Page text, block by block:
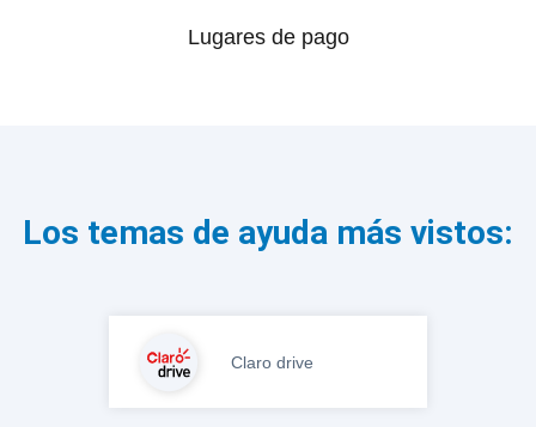
Lugares de pago
Los temas de ayuda más vistos:
Claro drive